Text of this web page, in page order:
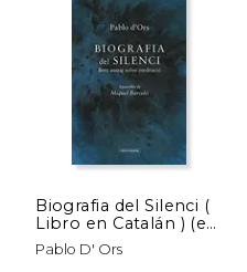
Biografia del Silenci (
Libro en Catalán ) (en
Catalán)
Pablo D' Ors